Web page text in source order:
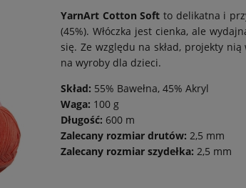
YarnArt Cotton Soft to delikatna i
(45%). Włóczka jest cienka, ale
się. Ze względu na skład, projekty
na wyroby dla dzieci.
Skład: 55% Bawełna, 45% Akryl
Waga: 100 g
Długość: 600 m
Zalecany rozmiar drutów: 2,5 mm
Zalecany rozmiar szydełka: 2,5 mm